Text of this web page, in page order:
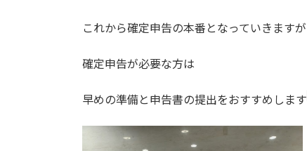
これから確定申告の本番となっていきますが
確定申告が必要な方は
早めの準備と申告書の提出をおすすめします